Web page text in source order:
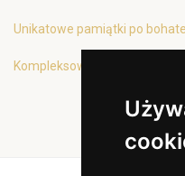
Unikatowe pamiątki po
Kompleksowa oferta